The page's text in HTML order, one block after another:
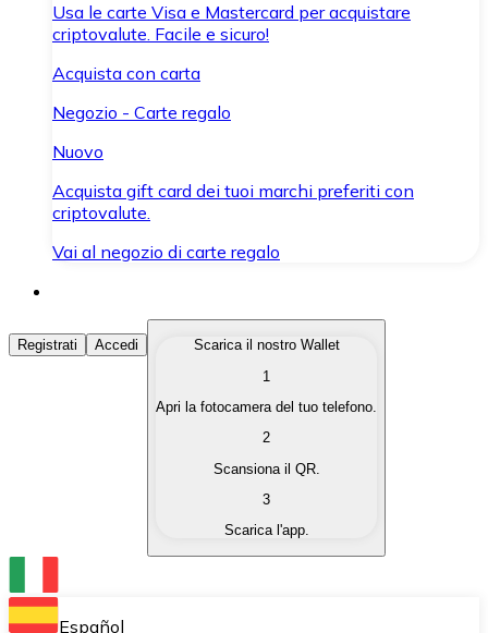
Usa le carte Visa e Mastercard per acquistare
criptovalute. Facile e sicuro!
Acquista con carta
Negozio - Carte regalo
Nuovo
Acquista gift card dei tuoi marchi preferiti con
criptovalute.
Vai al negozio di carte regalo
Acquista Criptovalute
Acquista le criptovalute che ti interessano in modo
Converti le tue criptovalute in valuta fiat quando ne
Scambia una criptovaluta con un'altra
Conserva le tue cripto in un Wallet self-custodial.
Registrati Accedi
Scarica il nostro Wallet
1
Apri la fotocamera del tuo telefono.
2
Scansiona il QR.
3
Scarica l'app.
Español